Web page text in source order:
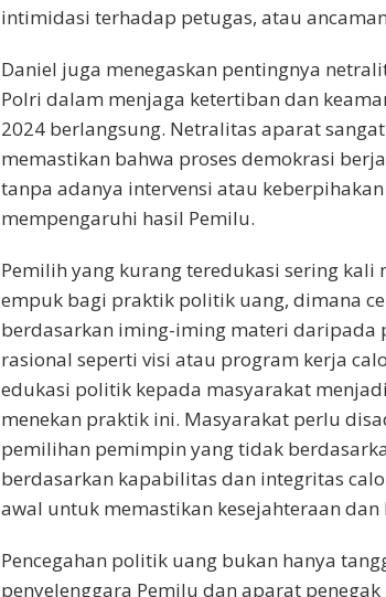
intimidasi terhadap petugas, atau
Daniel juga menegaskan pentingnya
Polri dalam menjaga ketertiban dan
2024 berlangsung. Netralitas aparat
memastikan bahwa proses demokrasi
tanpa adanya intervensi atau
mempengaruhi hasil Pemilu.
Pemilih yang kurang teredukasi sering kali
empuk bagi praktik politik uang, dimana
berdasarkan iming-iming materi daripada
rasional seperti visi atau program kerja
edukasi politik kepada masyarakat
menekan praktik ini. Masyarakat perlu
pemilihan pemimpin yang tidak
berdasarkan kapabilitas dan integritas
awal untuk memastikan kesejahteraan
Pencegahan politik uang bukan hanya
penyelenggara Pemilu dan aparat